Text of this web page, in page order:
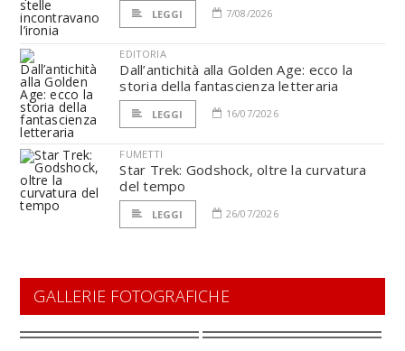
LEGGI 7/08/2026
EDITORIA
Dall’antichità alla Golden Age: ecco la
storia della fantascienza letteraria
LEGGI 16/07/2026
FUMETTI
Star Trek: Godshock, oltre la curvatura
del tempo
LEGGI 26/07/2026
GALLERIE FOTOGRAFICHE